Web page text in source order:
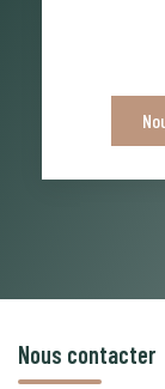
Nous contacter